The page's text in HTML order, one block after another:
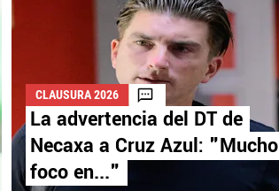
CLAUSURA 2026
La advertencia del DT de
Necaxa a Cruz Azul: "Mucho
foco en..."